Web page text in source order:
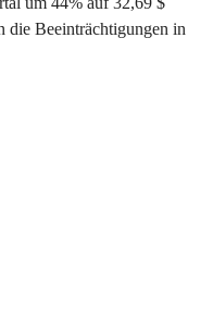
die Beeinträchtigungen in